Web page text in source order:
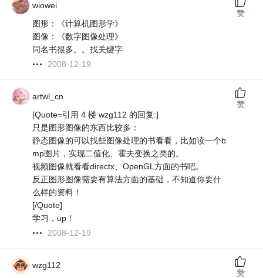
wiowei
图形：《计算机图形学》
图像：《数字图像处理》
同名书很多。。找关键字
2008-12-19
赞
artwl_cn
[Quote=引用 4 楼 wzg112 的回复:]
只是图形图像的东西比较多：
静态图像的可以找些图像处理的书看看，比如读一个b
mp图片，实现二值化、霍夫变换之类的。
视频图像就看看directx、OpenGL方面的书吧。
反正图形图像需要有算法方面的基础，不知道你要什
么样的资料！
[/Quote]
学习，up！
2008-12-19
赞
wzg112
赞